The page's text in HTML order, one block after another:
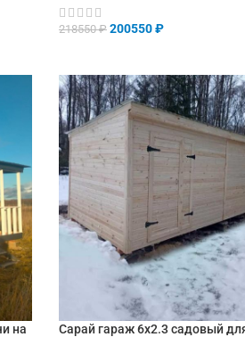
218550₽ 200550₽
на
Сарай гараж 6х2.3 садовый